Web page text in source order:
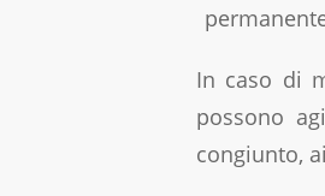
In caso di
possono
congiunto,